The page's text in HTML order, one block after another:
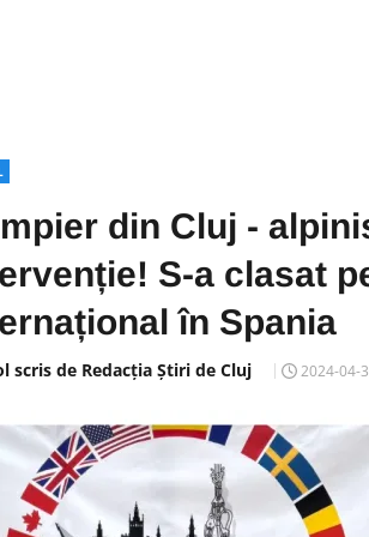
din Cluj -
S-a clasat
în Spania
scris de Redacția Știri de Cluj 2024-04-